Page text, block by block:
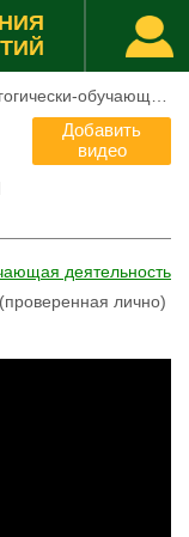
обучающая деятельность
Добавить
видео
деятельность
лично)